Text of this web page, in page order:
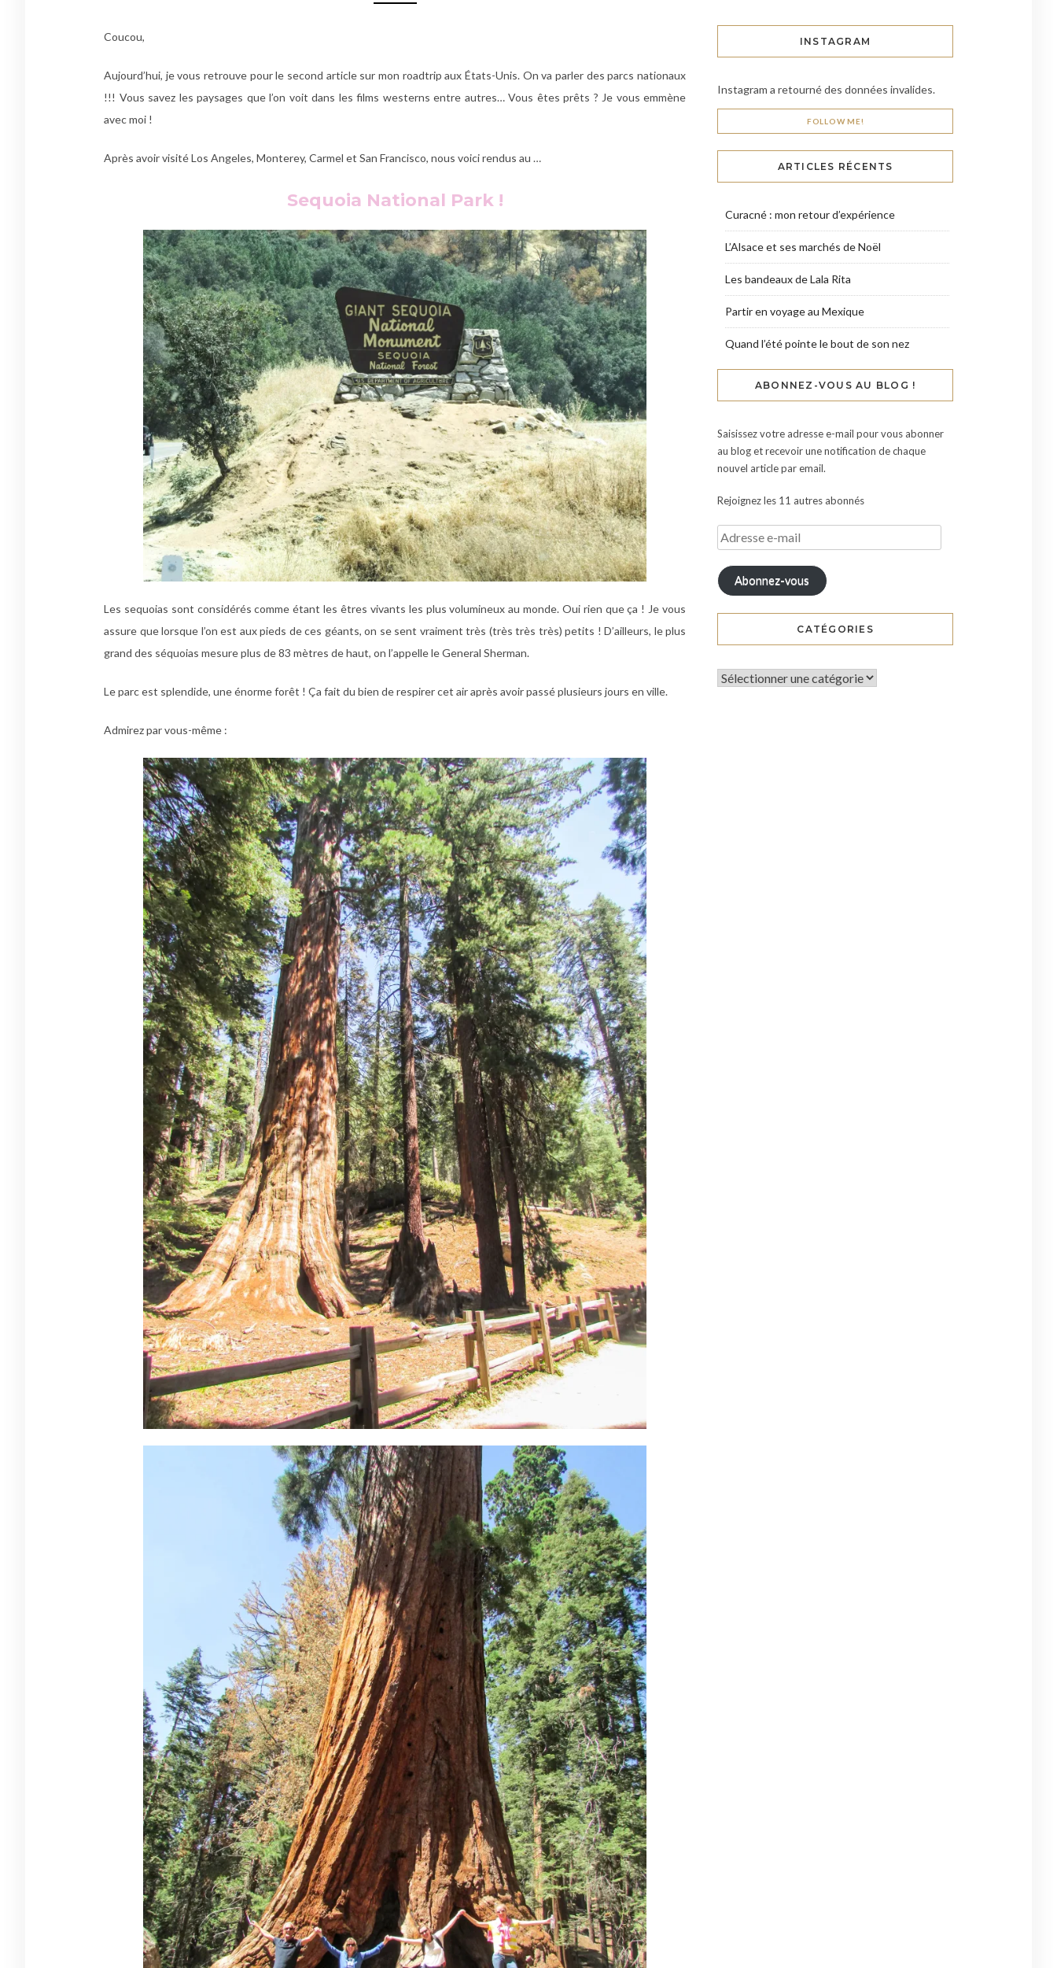
Coucou,
Aujourd’hui, je vous retrouve pour le second article sur mon roadtrip aux États-Unis. On va parler des parcs nationaux
!!! Vous savez les paysages que l’on voit dans les films westerns entre autres… Vous êtes prêts ? Je vous emmène
avec moi !
Après avoir visité Los Angeles, Monterey, Carmel et San Francisco, nous voici rendus au …
Sequoia National Park !
Les sequoias sont considérés comme étant les êtres vivants les plus volumineux au monde. Oui rien que ça ! Je vous
assure que lorsque l’on est aux pieds de ces géants, on se sent vraiment très (très très très) petits ! D’ailleurs, le plus
grand des séquoias mesure plus de 83 mètres de haut, on l’appelle le General Sherman.
Le parc est splendide, une énorme forêt ! Ça fait du bien de respirer cet air après avoir passé plusieurs jours en ville.
Admirez par vous-même :
INSTAGRAM
Instagram a retourné des données invalides.
FOLLOW ME!
ARTICLES RÉCENTS
Curacné : mon retour d’expérience
L’Alsace et ses marchés de Noël
Les bandeaux de Lala Rita
Partir en voyage au Mexique
Quand l’été pointe le bout de son nez
ABONNEZ-VOUS AU BLOG !
Saisissez votre adresse e-mail pour vous abonner
au blog et recevoir une notification de chaque
nouvel article par email.
Rejoignez les 11 autres abonnés
Abonnez-vous
CATÉGORIES